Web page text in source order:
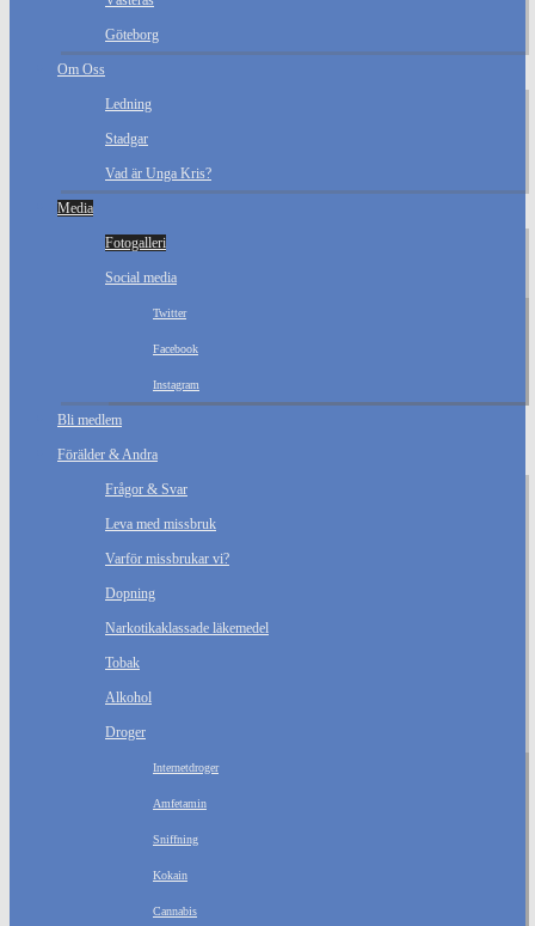
Göteborg
Om Oss
Ledning
Stadgar
Vad är Unga Kris?
Media
Fotogalleri
Social media
Twitter
Facebook
Instagram
Bli medlem
Förälder & Andra
Frågor & Svar
Leva med missbruk
Varför missbrukar vi?
Dopning
Narkotikaklassade läkemedel
Tobak
Alkohol
Droger
Internetdroger
Amfetamin
Sniffning
Kokain
Cannabis